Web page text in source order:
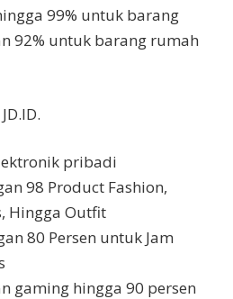
99% untuk barang
92% untuk barang rumah
pribadi
98 Product Fashion,
Hingga Outfit
80 Persen untuk Jam
gaming hingga 90 persen